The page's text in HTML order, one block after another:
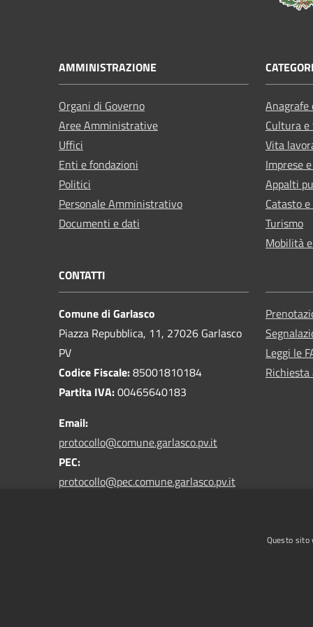
AMMINISTRAZIONE
Organi di Governo
Aree Amministrative
Uffici
Enti e fondazioni
Politici
Personale Amministrativo
Documenti e dati
Cultura
Vita
Imprese
Appalti
Catasto
Turismo
Mobilità
CONTATTI
Comune di Garlasco
Piazza Repubblica, 11, 27026 Garlasco
PV
Codice Fiscale:85001810184
Partita IVA:00465640183
Email:
protocollo@comune.garlasco.pv.it
PEC:
protocollo@pec.comune.garlasco.pv.it
Leggi le
Questo sito